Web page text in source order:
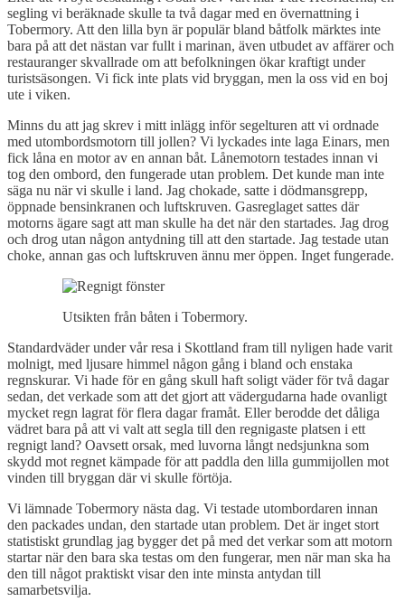
segling vi beräknade skulle ta två dagar med en övernattning i
Tobermory. Att den lilla byn är populär bland båtfolk märktes inte
bara på att det nästan var fullt i marinan, även utbudet av affärer och
restauranger skvallrade om att befolkningen ökar kraftigt under
turistsäsongen. Vi fick inte plats vid bryggan, men la oss vid en boj
ute i viken.
Minns du att jag skrev i mitt inlägg inför segelturen att vi ordnade
med utombordsmotorn till jollen? Vi lyckades inte laga Einars, men
fick låna en motor av en annan båt. Lånemotorn testades innan vi
tog den ombord, den fungerade utan problem. Det kunde man inte
säga nu när vi skulle i land. Jag chokade, satte i dödmansgrepp,
öppnade bensinkranen och luftskruven. Gasreglaget sattes där
motorns ägare sagt att man skulle ha det när den startades. Jag drog
och drog utan någon antydning till att den startade. Jag testade utan
choke, annan gas och luftskruven ännu mer öppen. Inget fungerade.
Utsikten från båten i Tobermory.
Standardväder under vår resa i Skottland fram till nyligen hade varit
molnigt, med ljusare himmel någon gång i bland och enstaka
regnskurar. Vi hade för en gång skull haft soligt väder för två dagar
sedan, det verkade som att det gjort att vädergudarna hade ovanligt
mycket regn lagrat för flera dagar framåt. Eller berodde det dåliga
vädret bara på att vi valt att segla till den regnigaste platsen i ett
regnigt land? Oavsett orsak, med luvorna långt nedsjunkna som
skydd mot regnet kämpade för att paddla den lilla gummijollen mot
vinden till bryggan där vi skulle förtöja.
Vi lämnade Tobermory nästa dag. Vi testade utombordaren innan
den packades undan, den startade utan problem. Det är inget stort
statistiskt grundlag jag bygger det på med det verkar som att motorn
startar när den bara ska testas om den fungerar, men när man ska ha
den till något praktiskt visar den inte minsta antydan till
samarbetsvilja.